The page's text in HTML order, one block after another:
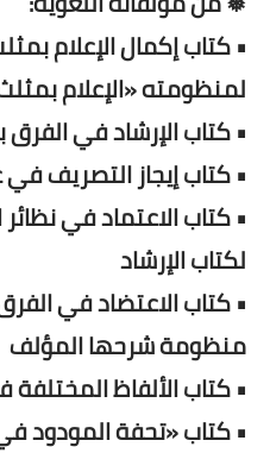
• كتاب إكمال الإعلام
لمنظومته «الإعلام
• كتاب الإرشاد في الفرق
• كتاب إيجاز التصريف
• كتاب الاعتماد في
لكتاب الإرشاد
• كتاب الاعتضاد في
منظومة شرحها المؤلف
• كتاب الألفاظ
• كتاب «تحفة المودود